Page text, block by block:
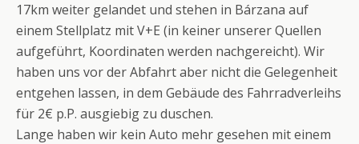
17km weiter gelandet und stehen in Bárzana auf
einem Stellplatz mit V+E (in keiner unserer Quellen
aufgeführt, Koordinaten werden nachgereicht). Wir
haben uns vor der Abfahrt aber nicht die Gelegenheit
entgehen lassen, in dem Gebäude des Fahrradverleihs
für 2€ p.P. ausgiebig zu duschen.
Lange haben wir kein Auto mehr gesehen mit einem